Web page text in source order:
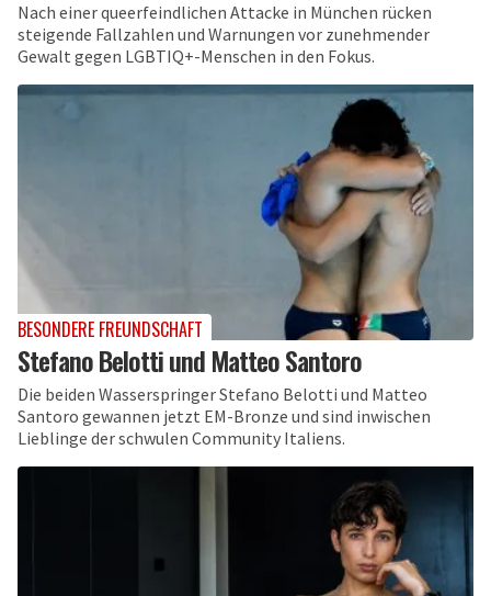
Nach einer queerfeindlichen Attacke in München rücken
steigende Fallzahlen und Warnungen vor zunehmender
Gewalt gegen LGBTIQ+-Menschen in den Fokus.
BESONDERE FREUNDSCHAFT
Stefano Belotti und Matteo Santoro
Die beiden Wasserspringer Stefano Belotti und Matteo
Santoro gewannen jetzt EM-Bronze und sind inwischen
Lieblinge der schwulen Community Italiens.